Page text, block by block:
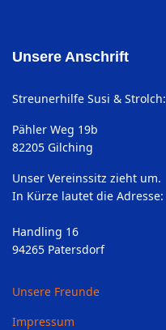
Unsere Anschrift
Streunerhilfe Susi & Strolch:
Pähler Weg 19b
82205 Gilching
Unser Vereinssitz zieht um.
In Kürze lautet die Adresse:
Handling 16
94265 Patersdorf
Unsere Freunde
Impressum